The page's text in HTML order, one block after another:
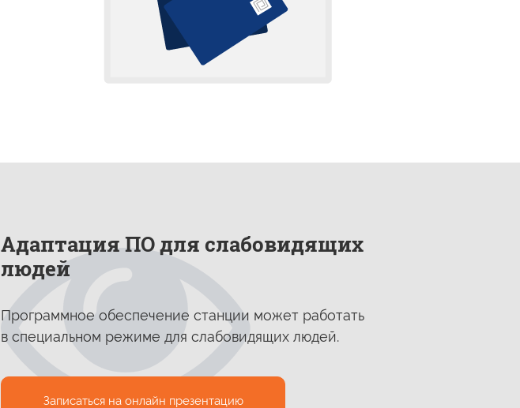
Адаптация ПО для слабовидящих
людей
Программное обеспечение станции может работать
в специальном режиме для слабовидящих людей.
Записаться на онлайн презентацию